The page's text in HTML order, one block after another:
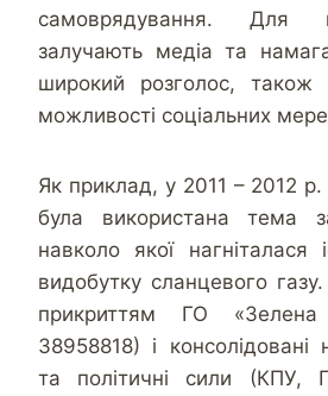
самоврядування. Для
залучають медіа та
широкий розголос, також
можливості соціальних
Як приклад, у 2011 – 2012 р.
була використана тема
навколо якої нагніталася
видобутку сланцевого
прикриттям ГО «Зелена
38958818) і консолідовані
та політичні сили (КПУ,